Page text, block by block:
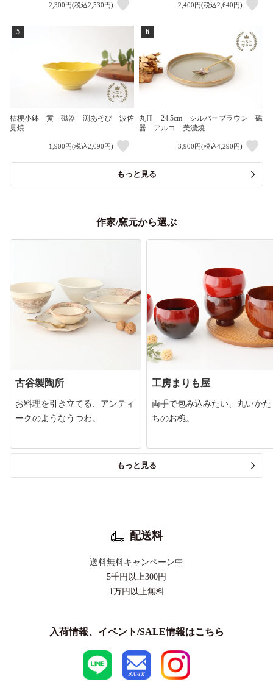
2,300円(税込2,530円) 2,400円(税込2,640円)
5
桔梗小鉢 黄 磁器 渕あそび 波佐
見焼
1,900円(税込2,090円)
6
丸皿 24.5cm シルバーブラウン 磁
器 アルコ 美濃焼
3,900円(税込4,290円)
もっと見る
作家/窯元から選ぶ
古谷製陶所
お料理を引き立てる、アンティ
ークのようなうつわ。
工房まりも屋
両手で包み込みたい、丸いかた
ちのお椀。
もっと見る
配送料
送料無料キャンペーン中
5千円以上300円
1万円以上無料
入荷情報、イベント/SALE情報はこちら